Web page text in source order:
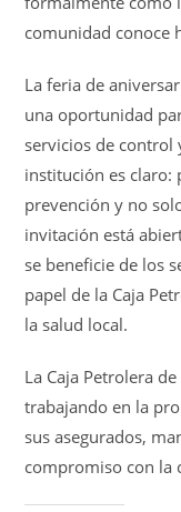
comunidad conoce
La feria de
una oportunidad
servicios de control
institución es claro:
prevención y no
invitación está
se beneficie de los
papel de la Caja
la salud local.
La Caja Petrolera
trabajando en la
sus asegurados,
compromiso con la